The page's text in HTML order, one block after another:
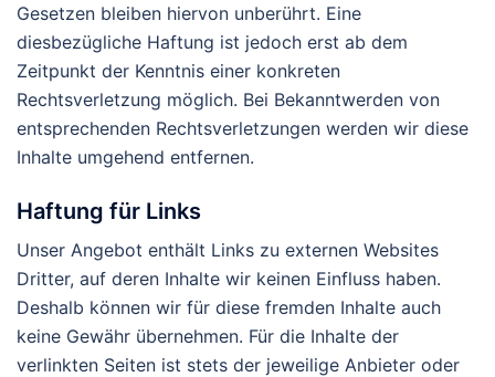
Gesetzen bleiben hiervon unberührt. Eine
diesbezügliche Haftung ist jedoch erst ab dem
Zeitpunkt der Kenntnis einer konkreten
Rechtsverletzung möglich. Bei Bekanntwerden von
entsprechenden Rechtsverletzungen werden wir diese
Inhalte umgehend entfernen.
Haftung für Links
Unser Angebot enthält Links zu externen Websites
Dritter, auf deren Inhalte wir keinen Einfluss haben.
Deshalb können wir für diese fremden Inhalte auch
keine Gewähr übernehmen. Für die Inhalte der
verlinkten Seiten ist stets der jeweilige Anbieter oder